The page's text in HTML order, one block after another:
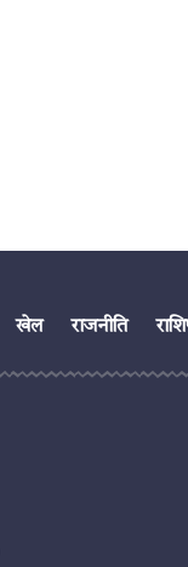
खेल राजनीति